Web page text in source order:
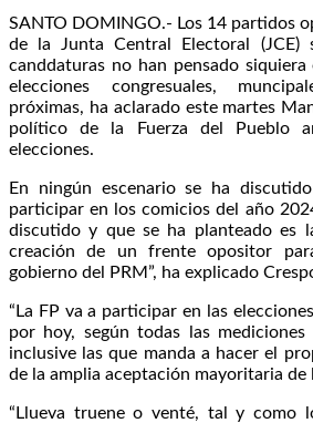
SANTO DOMINGO.- Los 14 partidos
de la Junta Central Electoral (JCE)
canddaturas no han pensado
elecciones congresuales,
próximas, ha aclarado este martes
político de la Fuerza del Pueblo
elecciones.
En ningún escenario se ha
participar en los comicios del año
discutido y que se ha planteado es
creación de un frente opositor
gobierno del PRM”, ha explicado
“La FP va a participar en las
por hoy, según todas las mediciones
inclusive las que manda a hacer el
de la amplia aceptación mayoritaria de
“Llueva truene o venté, tal y como